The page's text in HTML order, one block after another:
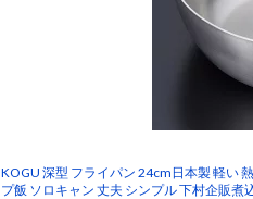
KOGU 深型 フライパン 24cm日本製 軽い
プ飯 ソロキャン 丈夫 シンプル 下村企販煮